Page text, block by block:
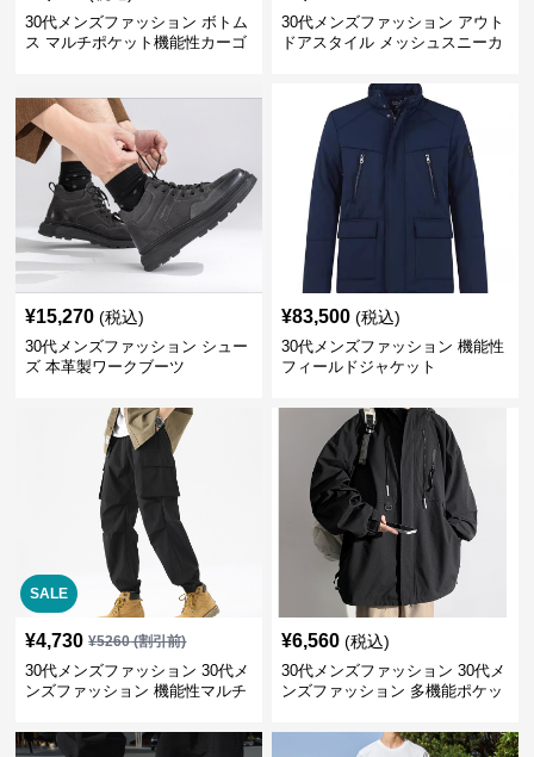
30代メンズファッション ボトム
ス マルチポケット機能性カーゴ
30代メンズファッション アウト
ドアスタイル メッシュスニーカ
¥15,270 (税込)
30代メンズファッション シュー
ズ 本革製ワークブーツ
¥83,500 (税込)
30代メンズファッション 機能性
フィールドジャケット
SALE
¥4,730 ¥5260(割引前)
30代メンズファッション 30代メ
ンズファッション 機能性マルチ
¥6,560 (税込)
30代メンズファッション 30代メ
ンズファッション 多機能ポケッ